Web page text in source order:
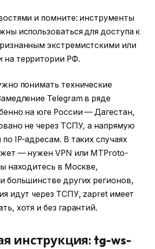
и помните: инструменты
использоваться для доступа к
экстремистскими или
на территории РФ.
понимать технические
Telegram в ряде
на юге России — Дагестан,
не через ТСПУ, а напрямую
IP-адресам. В таких случаях
— нужен VPN или MTProto-
находитесь в Москве,
большинстве других регионов,
идут через ТСПУ, zapret имеет
хотя и без гарантий.
инструкция: tg-ws-